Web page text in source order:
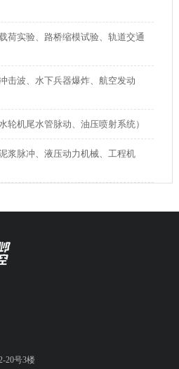
荷实验、路桥缩模试验、轨道交通
击波、水下兵器爆炸、航空发动
轮机尾水管脉动、油压喷射系统）
浆脉冲、液压动力机械、工程机
20号3楼